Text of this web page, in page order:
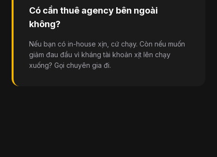
Có cần thuê agency bên ngoài
không?
Nếu bạn có in-house xịn, cứ chạy. Còn nếu muốn
giảm đau đầu vì kháng tài khoản xịt lên chạy
xuống? Gọi chuyên gia đi.